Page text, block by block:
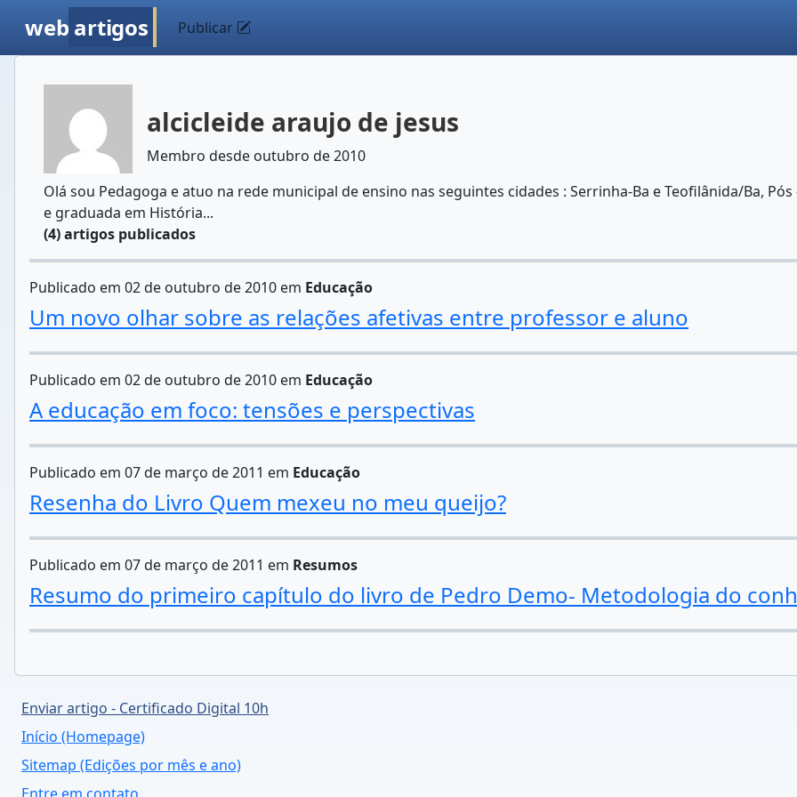
web artigos Publicar
alcicleide araujo de jesus
Membro desde outubro de 2010
Olá sou Pedagoga e atuo na rede municipal de ensino nas seguintes cidades : Serrinha-Ba e Teofilânida/Ba,
e graduada em História...
(4) artigos publicados
Publicado em 02 de outubro de 2010 em Educação
Um novo olhar sobre as relações afetivas entre professor e aluno
Publicado em 02 de outubro de 2010 em Educação
A educação em foco: tensões e perspectivas
Publicado em 07 de março de 2011 em Educação
Resenha do Livro Quem mexeu no meu queijo?
Publicado em 07 de março de 2011 em Resumos
Resumo do primeiro capítulo do livro de Pedro Demo- Metodologia do
Enviar artigo - Certificado Digital 10h
Início (Homepage)
Sitemap (Edições por mês e ano)